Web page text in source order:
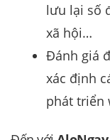
lưu lại số
xã hội…
Đánh giá
xác định
phát triển